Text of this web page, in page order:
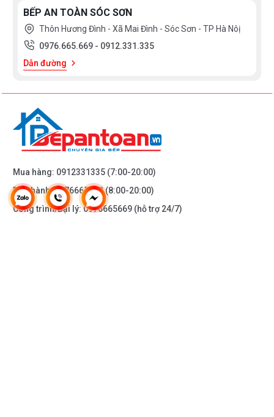
BẾP AN TOÀN SÓC SƠN
Thôn Hương Đình - Xã Mai Đình - Sóc Sơn - TP Hà Nôị
0976.665.669 - 0912.331.335
Dẫn đường
Mua hàng: 0912331335 (7:00-20:00)
Bảo hành:0976665669(8:00-20:00)
Công trình/Đại lý:0976665669 (hỗ trợ 24/7)